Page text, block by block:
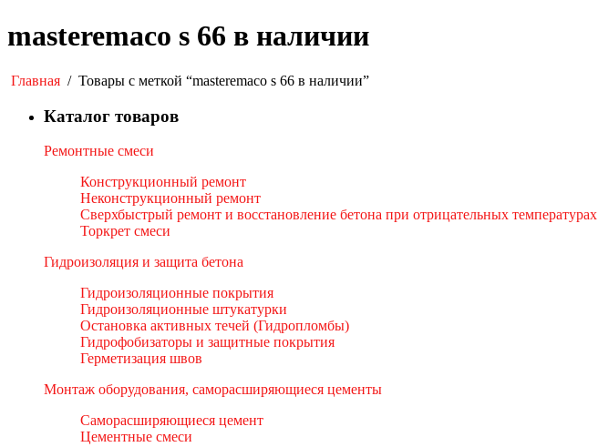
masteremaco s 66 в наличии
Главная / Товары с меткой “masteremaco s 66 в наличии”
Каталог товаров
Ремонтные смеси
Конструкционный ремонт
Неконструкционный ремонт
Сверхбыстрый ремонт и восстановление бетона при отрицательных температурах
Торкрет смеси
Гидроизоляция и защита бетона
Гидроизоляционные покрытия
Гидроизоляционные штукатурки
Остановка активных течей (Гидропломбы)
Гидрофобизаторы и защитные покрытия
Герметизация швов
Монтаж оборудования, саморасширяющиеся цементы
Саморасширяющиеся цемент
Цементные смеси